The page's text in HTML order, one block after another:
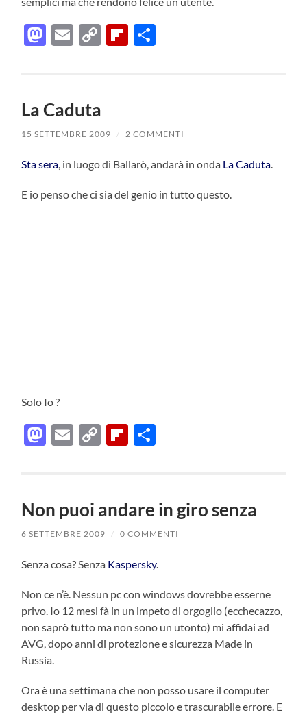
Mastodon
EmailCopyFlipboard
La Caduta
15 SETTEMBRE 2009 / 2 COMMENTI
Sta sera , in luogo di Ballarò, andarà in onda La Caduta
E io penso che ci sia del genio in tutto questo.
Solo Io ?
Mastodon
EmailCopyFlipboard
Non puoi andare in giro senza
6 SETTEMBRE 2009 / 0 COMMENTI
Senza cosa? Senza Kaspersky.
Non ce n’è. Nessun pc con windows dovrebbe esserne
privo. Io 12 mesi fà in un impeto di orgoglio (ecchecazzo,
non saprò tutto ma non sono un utonto) mi affidai ad
AVG, dopo anni di protezione e sicurezza Made in
Russia.
Ora è una settimana che non posso usare il computer
desktop per via di questo piccolo e trascurabile errore. E